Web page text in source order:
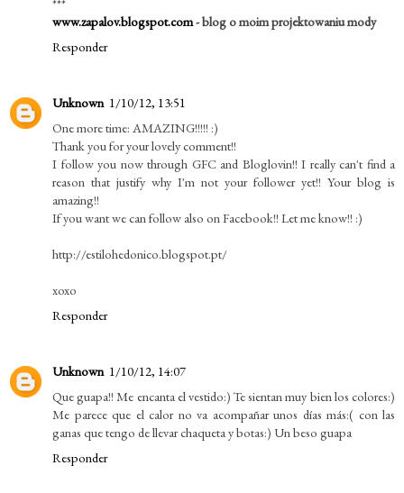
www.zapalov.blogspot.com- blog o moim projektowaniu mody
Responder
Unknown 1/10/12, 13:51
One more time: AMAZING!!!!! :)
Thank you for your lovely comment!!
I follow you now through GFC and Bloglovin!! I really can't find a
reason that justify why I'm not your follower yet!! Your blog is
amazing!!
If you want we can follow also on Facebook!! Let me know!! :)
http://estilohedonico.blogspot.pt/
xoxo
Responder
Unknown 1/10/12, 14:07
Que guapa!! Me encanta el vestido:) Te sientan muy bien los colores:)
Me parece que el calor no va acompañar unos días más:( con las
ganas que tengo de llevar chaqueta y botas:) Un beso guapa
Responder